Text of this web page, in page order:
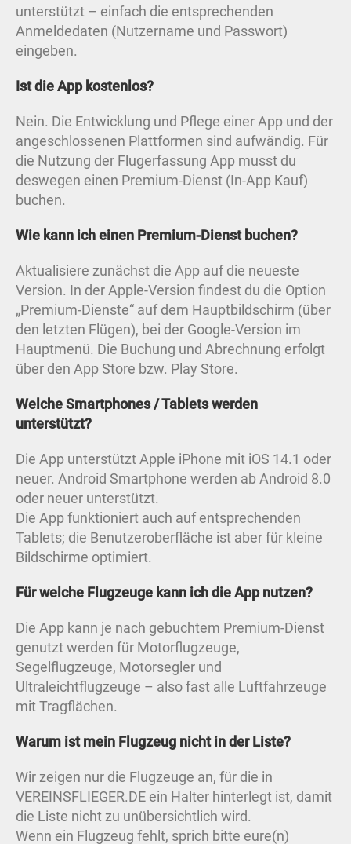
unterstützt – einfach die entsprechenden
Anmeldedaten (Nutzername und Passwort)
eingeben.
Ist die App kostenlos?
Nein. Die Entwicklung und Pflege einer App und der
angeschlossenen Plattformen sind aufwändig. Für
die Nutzung der Flugerfassung App musst du
deswegen einen Premium-Dienst (In-App Kauf)
buchen.
Wie kann ich einen Premium-Dienst buchen?
Aktualisiere zunächst die App auf die neueste
Version. In der Apple-Version findest du die Option
„Premium-Dienste“ auf dem Hauptbildschirm (über
den letzten Flügen), bei der Google-Version im
Hauptmenü. Die Buchung und Abrechnung erfolgt
über den App Store bzw. Play Store.
Welche Smartphones / Tablets werden
unterstützt?
Die App unterstützt Apple iPhone mit iOS 14.1 oder
neuer. Android Smartphone werden ab Android 8.0
oder neuer unterstützt.
Die App funktioniert auch auf entsprechenden
Tablets; die Benutzeroberfläche ist aber für kleine
Bildschirme optimiert.
Für welche Flugzeuge kann ich die App nutzen?
Die App kann je nach gebuchtem Premium-Dienst
genutzt werden für Motorflugzeuge,
Segelflugzeuge, Motorsegler und
Ultraleichtflugzeuge – also fast alle Luftfahrzeuge
mit Tragflächen.
Warum ist mein Flugzeug nicht in der Liste?
Wir zeigen nur die Flugzeuge an, für die in
VEREINSFLIEGER.DE ein Halter hinterlegt ist, damit
die Liste nicht zu unübersichtlich wird.
Wenn ein Flugzeug fehlt, sprich bitte eure(n)